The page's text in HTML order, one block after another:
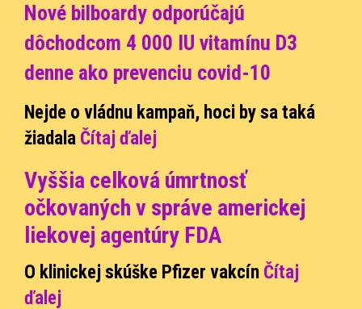
Nové bilboardy odporúčajú
dôchodcom 4 000 IU vitamínu D3
denne ako prevenciu covid-10
Nejde o vládnu kampaň, hoci by sa taká
žiadala Čítaj ďalej
Vyššia celková úmrtnosť
očkovaných v správe americkej
liekovej agentúry FDA
O klinickej skúške Pfizer vakcín Čítaj
ďalej